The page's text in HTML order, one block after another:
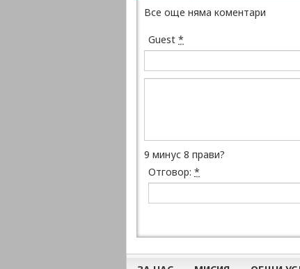
Все още няма коментари
Guest *
9 минус 8 прави?
Отговор: *